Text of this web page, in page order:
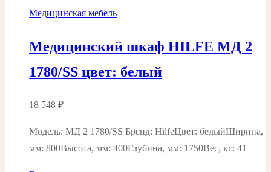
Медицинская мебель
Медицинский шкаф HILFE МД 2
1780/SS цвет: белый
18 548 ₽
Модель: МД 2 1780/SS Бренд: HilfeЦвет: белыйШирина,
мм: 800Высота, мм: 400Глубина, мм: 1750Вес, кг: 41